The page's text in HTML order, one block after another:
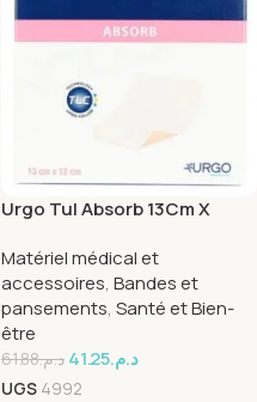
Urgo Tul Absorb 13Cm X
Matériel médical et
accessoires, Bandes et
pansements, Santé et Bien-
être
د.م.61.88 د.م.41.25
UGS 4992